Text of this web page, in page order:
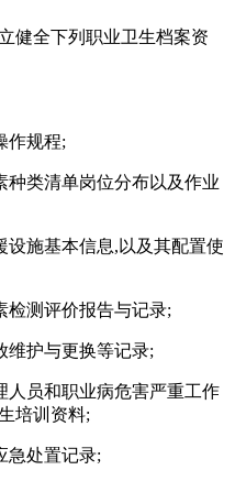
健全下列职业卫生档案资
作规程;
种类清单岗位分布以及作业
设施基本信息,以及其配置使
检测评价报告与记录;
维护与更换等记录;
人员和职业病危害严重工作
培训资料;
急处置记录;